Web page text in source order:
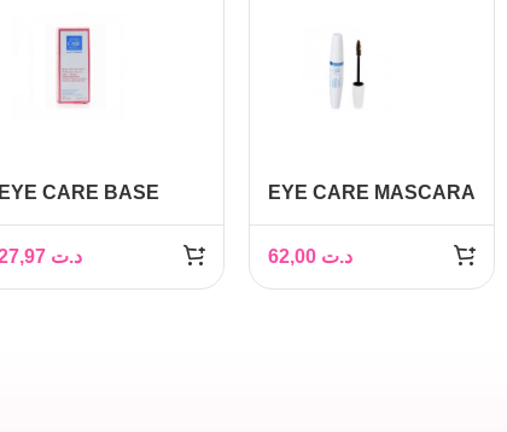
EYE CARE BASE
د.ت
EYE CARE MASCARA
WATERPROOF
د.ت